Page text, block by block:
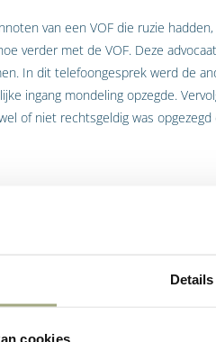
Details
cookies
van een VOF die ruzie
verder met de VOF. Deze
In dit telefoongesprek werd de
ingang mondeling opzegde.
of niet rechtsgeldig was
de consequenties niet, in het
binnen 5 jaar na de start van het
– bevestigd dat de VOF